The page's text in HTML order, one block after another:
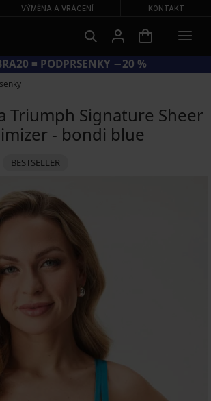
VÝMĚNA A VRÁCENÍ KONTAKT
= PODPRSENKY −20 %
Triumph Signature Sheer
- bondi blue
BESTSELLER